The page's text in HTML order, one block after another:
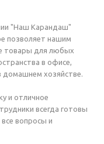
"Наш Карандаш"
позволяет нашим
товары для любых
в офисе,
домашнем хозяйстве.
и отличное
всегда готовы
вопросы и